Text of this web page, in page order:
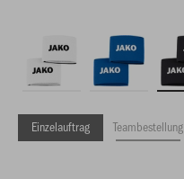
Einzelauftrag Teambestellung